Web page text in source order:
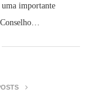
importante